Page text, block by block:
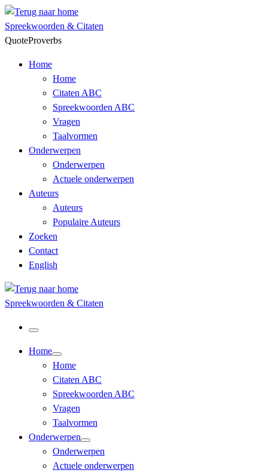
Skip
to
content
Spreekwoorden & Citaten
QuoteProverbs
Home
Home
Citaten ABC
Spreekwoorden ABC
Vragen
Taalvormen
Onderwerpen
Onderwerpen
Actuele onderwerpen
Auteurs
Auteurs
Populaire Auteurs
Zoeken
Contact
English
Spreekwoorden & Citaten
Menu
Home
Home
Citaten ABC
Spreekwoorden ABC
Vragen
Taalvormen
Onderwerpen
Onderwerpen
Actuele onderwerpen